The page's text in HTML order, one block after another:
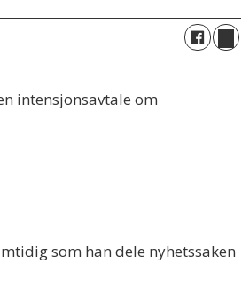
intensjonsavtale om
som han dele nyhetssaken